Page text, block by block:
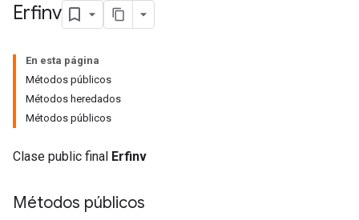
Erfinv
En esta página
Métodos públicos
Métodos heredados
Métodos públicos
Clase public final Erfinv
Métodos públicos